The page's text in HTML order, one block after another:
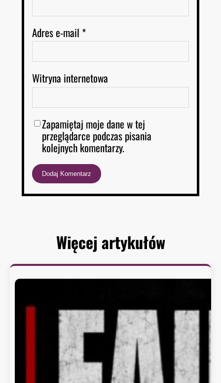
Adres e-mail *
Witryna internetowa
Zapamiętaj moje dane w tej
przeglądarce podczas pisania
kolejnych komentarzy.
Więcej artykułów